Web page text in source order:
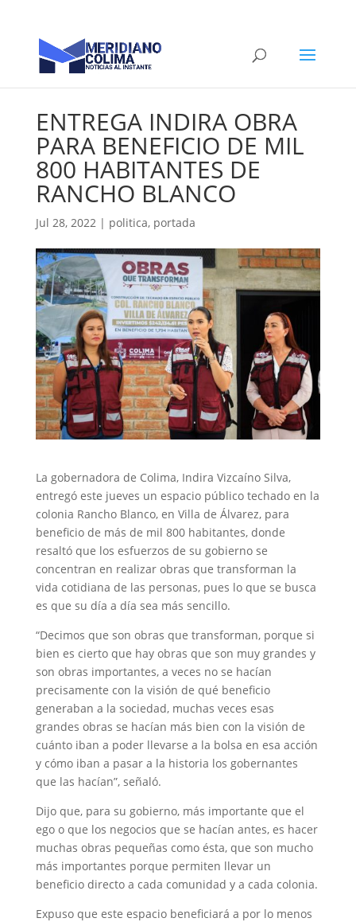
ENTREGA INDIRA OBRA
PARA BENEFICIO DE MIL
800 HABITANTES DE
RANCHO BLANCO
Jul 28, 2022| politica, portada
La gobernadora de Colima, Indira Vizcaíno Silva,
entregó este jueves un espacio público techado en la
colonia Rancho Blanco, en Villa de Álvarez, para
beneficio de más de mil 800 habitantes, donde
resaltó que los esfuerzos de su gobierno se
concentran en realizar obras que transforman la
vida cotidiana de las personas, pues lo que se busca
es que su día a día sea más sencillo.
“Decimos que son obras que transforman, porque si
bien es cierto que hay obras que son muy grandes y
son obras importantes, a veces no se hacían
precisamente con la visión de qué beneficio
generaban a la sociedad, muchas veces esas
grandes obras se hacían más bien con la visión de
cuánto iban a poder llevarse a la bolsa en esa acción
y cómo iban a pasar a la historia los gobernantes
que las hacían”, señaló.
Dijo que, para su gobierno, más importante que el
ego o que los negocios que se hacían antes, es hacer
muchas obras pequeñas como ésta, que son mucho
más importantes porque permiten llevar un
beneficio directo a cada comunidad y a cada colonia.
Expuso que este espacio beneficiará a por lo menos